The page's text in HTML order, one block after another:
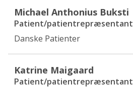
Michael Anthonius Buksti
Patient/patientrepræsentant
Danske Patienter
Katrine Maigaard
Patient/patientrepræsentant